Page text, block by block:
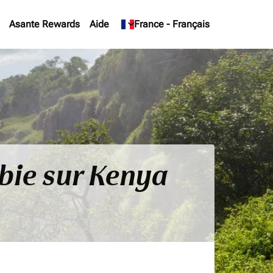
Asante Rewards Aide France - Français
keyboard_arrow_down
sur Kenya